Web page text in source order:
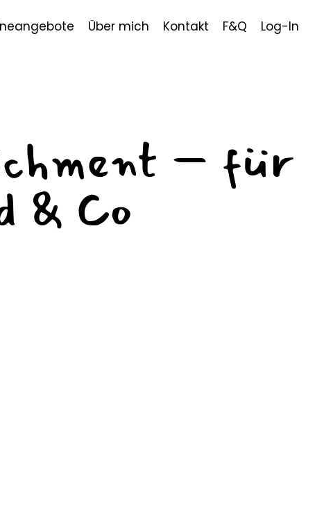
Über mich Kontakt F&Q Log-In
– für
& Co